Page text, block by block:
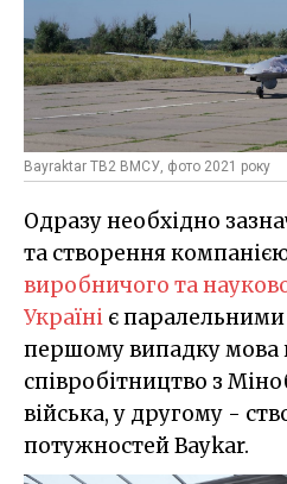
Bayraktar TB2 ВМСУ, фото 2021 року
Одразу необхідно
та створення
виробничого та
Україні є
першому випадку мова
співробітництво з
війська, у другому -
потужностей Baykar.